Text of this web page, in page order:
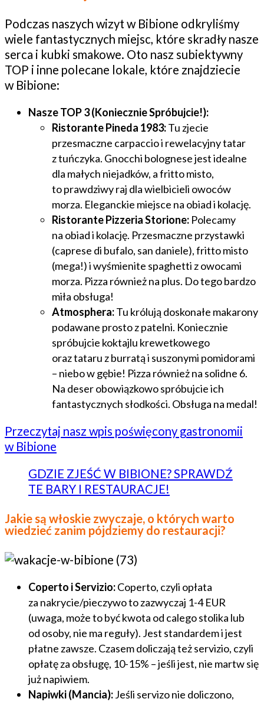
Podczas naszych wizyt w Bibione odkryliśmy
wiele fantastycznych miejsc, które skradły nasze
serca i kubki smakowe. Oto nasz subiektywny
TOP i inne polecane lokale, które znajdziecie
w Bibione:
Nasze TOP 3 (Koniecznie Spróbujcie!):
Ristorante Pineda 1983:Tu zjecie
przesmaczne carpaccio i rewelacyjny tatar
z tuńczyka. Gnocchi bolognese jest idealne
dla małych niejadków, a fritto misto,
to prawdziwy raj dla wielbicieli owoców
morza. Eleganckie miejsce na obiad i kolację.
Ristorante Pizzeria Storione: Polecamy
na obiad i kolację. Przesmaczne przystawki
(caprese di bufalo, san daniele), fritto misto
(mega!) i wyśmienite spaghetti z owocami
morza. Pizza również na plus. Do tego bardzo
miła obsługa!
Atmosphera:Tu królują doskonałe makarony
podawane prosto z patelni. Koniecznie
spróbujcie koktajlu krewetkowego
oraz tataru z burratą i suszonymi pomidorami
– niebo w gębie! Pizza również na solidne 6.
Na deser obowiązkowo spróbujcie ich
fantastycznych słodkości. Obsługa na medal!
Przeczytaj nasz wpis poświęcony gastronomii
w Bibione
GDZIE ZJEŚĆ W BIBIONE? SPRAWDŹ
TE BARY I RESTAURACJE!
Jakie są włoskie zwyczaje, o których warto
wiedzieć zanim pójdziemy do restauracji?
Coperto i Servizio:Coperto, czyli opłata
za nakrycie/pieczywo to zazwyczaj 1-4 EUR
(uwaga, może to być kwota od calego stolika lub
od osoby, nie ma reguły). Jest standardem i jest
płatne zawsze. Czasem doliczają też servizio, czyli
opłatę za obsługę, 10-15% – jeśli jest, nie martw się
już napiwiem.
Napiwki (Mancia):Jeśli servizo nie doliczono,